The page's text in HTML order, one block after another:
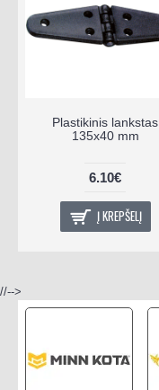
Plastikinis lankstas
135x40 mm
6.10€
Į KREPŠELĮ
//-->